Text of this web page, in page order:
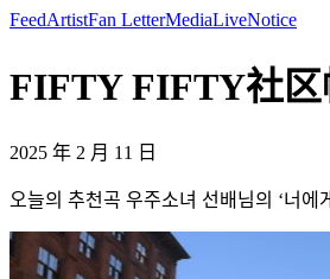
FeedArtistFan LetterMediaLiveNotice
FIFTY FIFTY社区
2025 年 2 月 11 日
오늘의 추천곡 우주소녀 선배님의 ‘너에